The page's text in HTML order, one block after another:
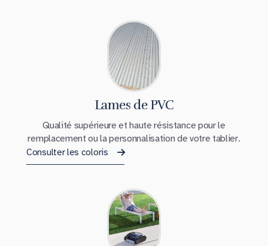
Lames de PVC
Qualité supérieure et haute résistance pour le
remplacement ou la personnalisation de votre tablier.
Consulter les coloris